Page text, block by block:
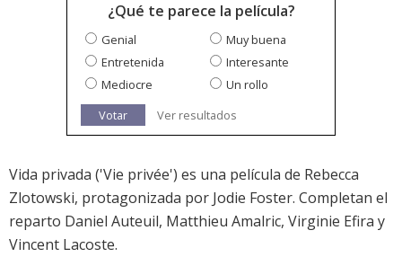
¿Qué te parece la película?
Genial
Muy buena
Entretenida
Interesante
Mediocre
Un rollo
Votar
Ver resultados
Vida privada ('Vie privée') es una película de Rebecca
Zlotowski, protagonizada por Jodie Foster. Completan el
reparto Daniel Auteuil, Matthieu Amalric, Virginie Efira y
Vincent Lacoste.